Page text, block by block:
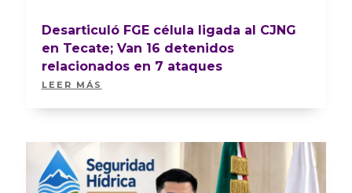
Desarticuló FGE célula ligada al CJNG
en Tecate; Van 16 detenidos
relacionados en 7 ataques
LEER MÁS